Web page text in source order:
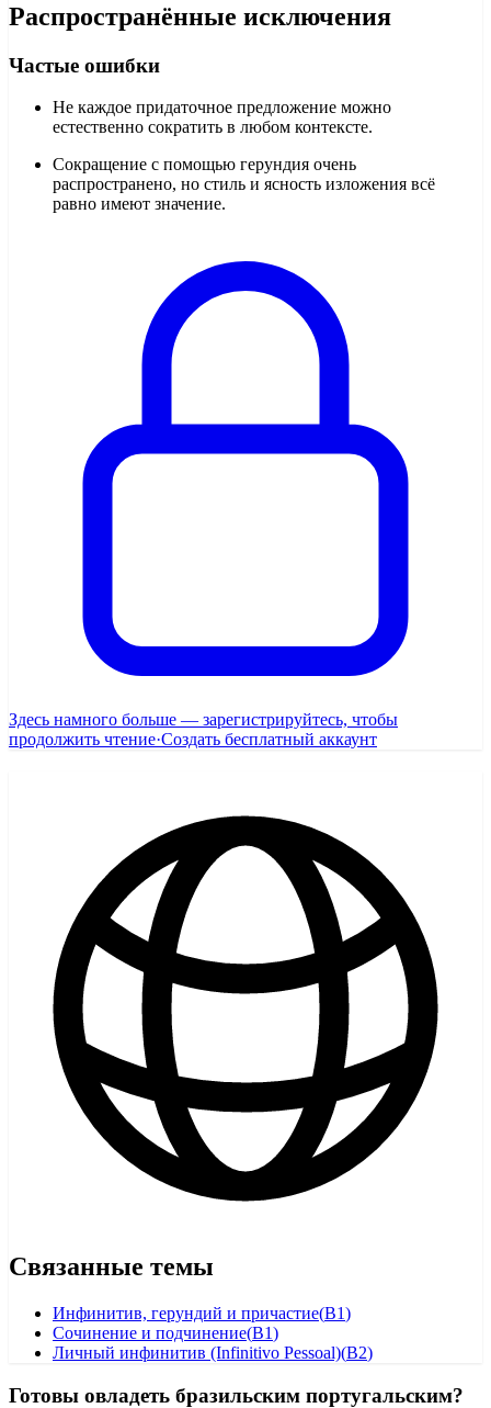
Распространённые исключения
Частые ошибки
Не каждое придаточное предложение можно
естественно сократить в любом контексте.
Сокращение с помощью герундия очень
распространено, но стиль и ясность изложения всё
равно имеют значение.
Здесь намного больше — зарегистрируйтесь, чтобы
продолжить чтение·Создать бесплатный аккаунт
Связанные темы
Инфинитив, герундий и причастие(B1)
Сочинение и подчинение(B1)
Личный инфинитив (Infinitivo Pessoal)(B2)
Готовы овладеть бразильским португальским?